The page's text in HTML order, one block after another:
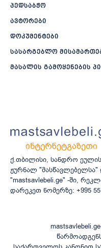
პედსაბჭო
ავტორები
დოკუმენტები
სასარგებლო
მასალის გამოყენების
ქ.თბილისი, სანდრო ეულის
ჟურნალ "მასწავლებელსა"
"mastsavlebeli.ge" -ში,
დარეკეთ ნომერზე: +995